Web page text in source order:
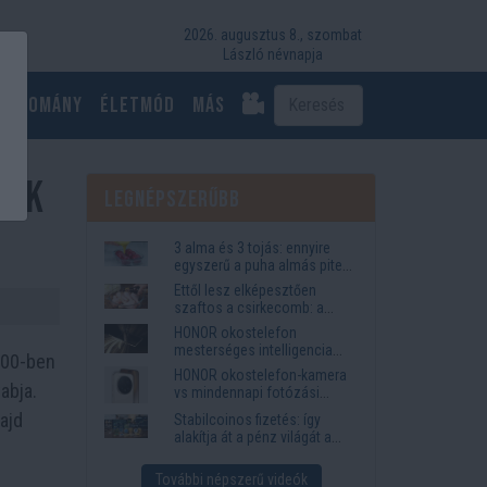
2026. augusztus 8., szombat
László névnapja
Tudomány Életmód más
ben
3 alma és 3 tojás: ennyire
egyszerű a puha almás pite
titka
Ettől lesz elképesztően
szaftos a csirkecomb: a
sörös pác a titok
HONOR okostelefon
mesterséges intelligencia
funkciók, amelyek
megkönnyítik az életet
HONOR okostelefon-kamera
vs mindennapi fotózási
igények
Stabilcoinos fizetés: így
alakítja át a pénz világát a
Western Union
További népszerű videók